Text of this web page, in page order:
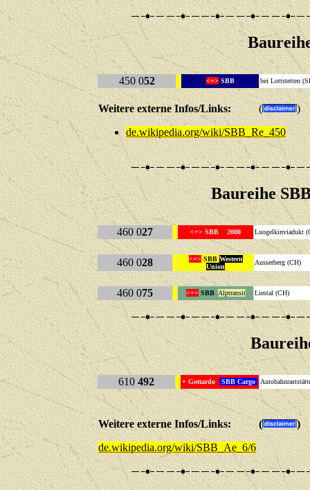
450 052 <+> SBB bei Lottstetten
Weitere externe Infos/Links: (
)
de.wikipedia.org/wiki/SBB_Re_450
Baureihe
460 027 <+> SBB 2000 Luogelkinviadukt
460 028 <+> SBB Western
Union
Ausserberg (CH)
460 075 <+> SBB Alptransit Liestal (CH)
610 492 + Gottardo SBB Cargo
Weitere externe Infos/Links: (
)
de.wikipedia.org/wiki/SBB_Ae_6/6